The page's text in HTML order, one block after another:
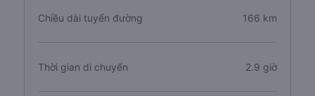
Chiều dài tuyến đường 166 km